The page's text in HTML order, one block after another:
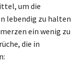
um die
lebendig zu halten
ein wenig zu
die in